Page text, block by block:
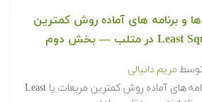
و برنامه های آماده روش کمترین
مریم دانیالی
‫در ادامه کدها و برنامه های آماده روش کمترین مربعات یا Least